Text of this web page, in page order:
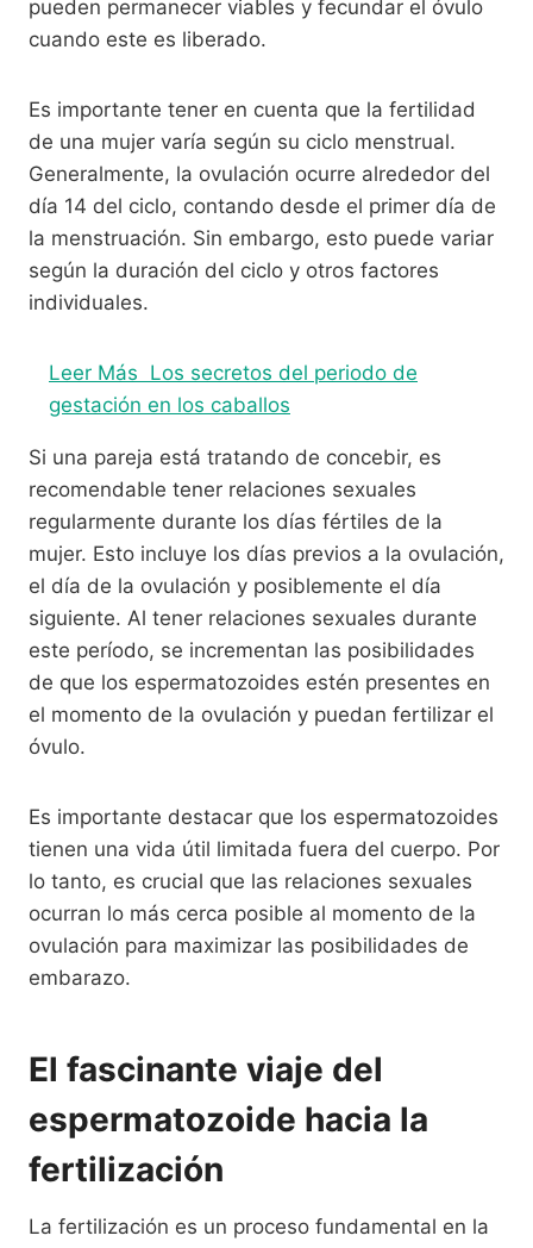
pueden permanecer viables y fecundar el óvulo
cuando este es liberado.
Es importante tener en cuenta que la fertilidad
de una mujer varía según su ciclo menstrual.
Generalmente, la ovulación ocurre alrededor del
día 14 del ciclo, contando desde el primer día de
la menstruación. Sin embargo, esto puede variar
según la duración del ciclo y otros factores
individuales.
Leer Más Los secretos del periodo de
gestación en los caballos
Si una pareja está tratando de concebir, es
recomendable tener relaciones sexuales
regularmente durante los días fértiles de la
mujer. Esto incluye los días previos a la ovulación,
el día de la ovulación y posiblemente el día
siguiente. Al tener relaciones sexuales durante
este período, se incrementan las posibilidades
de que los espermatozoides estén presentes en
el momento de la ovulación y puedan fertilizar el
óvulo.
Es importante destacar que los espermatozoides
tienen una vida útil limitada fuera del cuerpo. Por
lo tanto, es crucial que las relaciones sexuales
ocurran lo más cerca posible al momento de la
ovulación para maximizar las posibilidades de
embarazo.
El fascinante viaje del
espermatozoide hacia la
fertilización
La fertilización es un proceso fundamental en la